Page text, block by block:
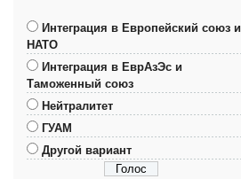
Интеграция в Европейский союз и
НАТО
Интеграция в ЕврАзЭс и
Таможенный союз
Нейтралитет
ГУАМ
Другой вариант